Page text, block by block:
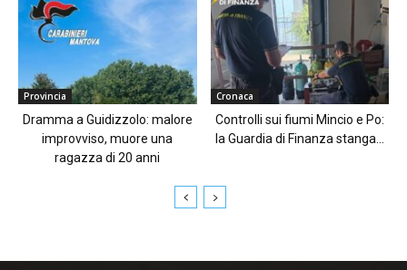
Provincia
Dramma a Guidizzolo: malore
improvviso, muore una
ragazza di 20 anni
Cronaca
Controlli sui fiumi Mincio e Po:
la Guardia di Finanza stanga...